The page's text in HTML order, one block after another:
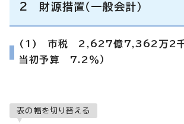
2 財源措置（一般会計）
(1) 市税 2,627億7,362万2千
当初予算 7.2％）
表の幅を切り替える